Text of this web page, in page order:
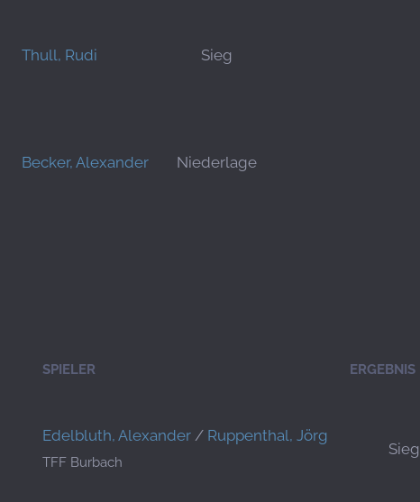
Thull, Rudi Sieg
Becker, Alexander Niederlage
SPIELER ERGEBNIS
Edelbluth, Alexander / Ruppenthal, Jörg
TFF Burbach
Sieg